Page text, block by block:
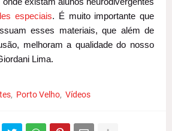
especiais. É muito importante que
esses materiais, que além de
melhoram a qualidade do nosso
Lima.
Porto Velho Vídeos